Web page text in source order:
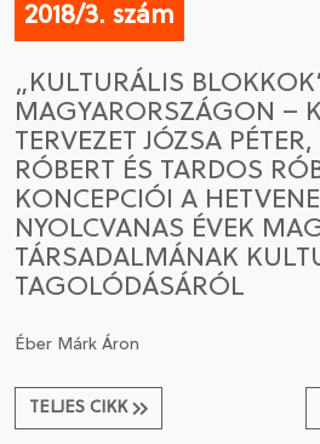
2018/3. szám
„KULTURÁLIS
MAGYARORSZÁGON –
TERVEZET JÓZSA
RÓBERT ÉS TARDOS
KONCEPCIÓI A
NYOLCVANAS ÉVEK
TÁRSADALMÁNAK
TAGOLÓDÁSÁRÓL
Éber Márk Áron
TELJES CIKK